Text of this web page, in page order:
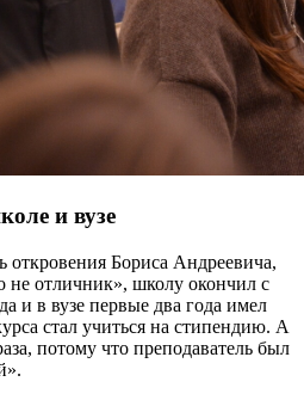
и вузе
откровения Бориса Андреевича,
не отличник», школу окончил с
и в вузе первые два года имел
стал учиться на стипендию. А
потому что преподаватель был